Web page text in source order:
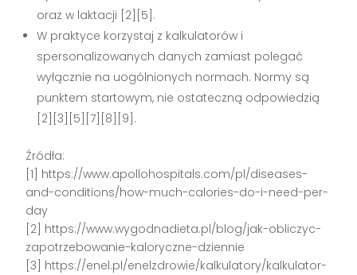
oraz w laktacji [2][5].
W praktyce korzystaj z kalkulatorów i
spersonalizowanych danych zamiast polegać
wyłącznie na uogólnionych normach. Normy są
punktem startowym, nie ostateczną odpowiedzią
[2][3][5][7][8][9].
Źródła:
[1] https://www.apollohospitals.com/pl/diseases-
and-conditions/how-much-calories-do-i-need-per-
day
[2] https://www.wygodnadieta.pl/blog/jak-obliczyc-
zapotrzebowanie-kaloryczne-dziennie
[3] https://enel.pl/enelzdrowie/kalkulatory/kalkulator-